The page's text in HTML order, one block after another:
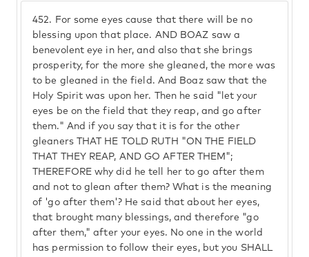
452. For some eyes cause that there will be no
blessing upon that place. AND BOAZ saw a
benevolent eye in her, and also that she brings
prosperity, for the more she gleaned, the more was
to be gleaned in the field. And Boaz saw that the
Holy Spirit was upon her. Then he said "let your
eyes be on the field that they reap, and go after
them." And if you say that it is for the other
gleaners THAT HE TOLD RUTH "ON THE FIELD
THAT THEY REAP, AND GO AFTER THEM";
THEREFORE why did he tell her to go after them
and not to glean after them? What is the meaning
of 'go after them'? He said that about her eyes,
that brought many blessings, and therefore "go
after them," after your eyes. No one in the world
has permission to follow their eyes, but you SHALL